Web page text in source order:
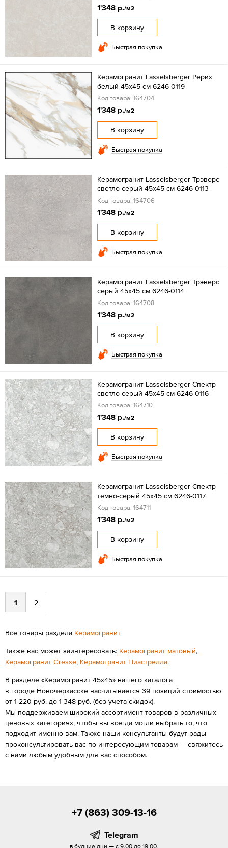
1'348 р./м2
В корзину
Быстрая покупка
Керамогранит Lasselsberger Рерих
белый 45x45 см 6246-0119
Код товара: 164704
1'348 р./м2
В корзину
Быстрая покупка
Керамогранит Lasselsberger Трэверс
светло-серый 45x45 см 6246-0113
Код товара: 164706
1'348 р./м2
В корзину
Быстрая покупка
Керамогранит Lasselsberger Трэверс
серый 45x45 см 6246-0114
Код товара: 164708
1'348 р./м2
В корзину
Быстрая покупка
Керамогранит Lasselsberger Спектр
светло-серый 45x45 см 6246-0116
Код товара: 164710
1'348 р./м2
В корзину
Быстрая покупка
Керамогранит Lasselsberger Спектр
темно-серый 45x45 см 6246-0117
Код товара: 164711
1'348 р./м2
В корзину
Быстрая покупка
1 2
Все товары раздела Керамогранит
Также вас может заинтересовать: Керамогранит матовый,
Керамогранит Gresse, Керамогранит Пиастрелла.
В разделе «Керамогранит 45х45» нашего каталога
в городе Новочеркасске насчитывается 39 позиций стоимостью
от 1 220 руб. до 1 348 руб. (без учета скидок).
Мы поддерживаем широкий ассортимент товаров в различных
ценовых категориях, чтобы вы всегда могли выбрать то, что
подходит именно вам. Также наши консультанты будут рады
проконсультировать вас по интересующим товарам — свяжитесь
с нами любым удобным для вас способом.
+7 (863) 309-13-16
Telegram
в будние дни — с 9.00 до 19.00,